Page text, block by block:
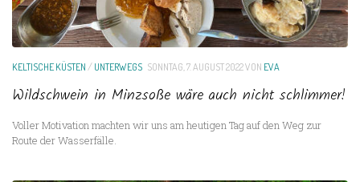
KELTISCHE KÜSTEN /UNTERWEGS SONNTAG, 7. AUGUST 2022VON EVA
Wildschwein in Minzsoße wäre auch nicht schlimmer!
Voller Motivation machten wir uns am heutigen Tag auf den Weg zur
Route der Wasserfälle.